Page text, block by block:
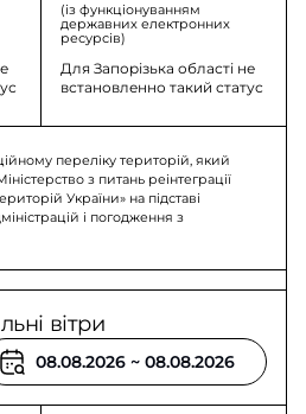
(із функціонуванням
державних електронних
ресурсів)
Для Запорізька області не
встановленно такий статус
переліку територій, який
з питань реінтеграції
України» на підставі
і погодження з
вітри